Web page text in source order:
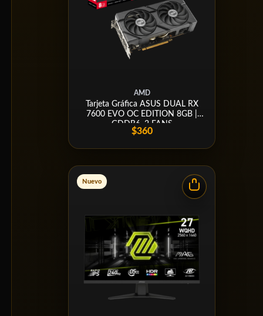
AMD
Tarjeta Gráfica ASUS DUAL RX
7600 EVO OC EDITION 8GB |
GDDR6, 2 FANS
$360
Nuevo